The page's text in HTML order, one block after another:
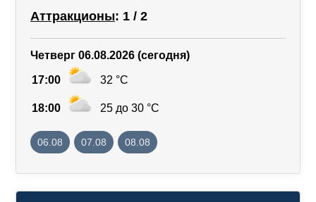
Аттракционы: 1 / 2
Четверг 06.08.2026 (сегодня)
17:00 32 °C
18:00 25 до 30 °C
06.08 07.08 08.08